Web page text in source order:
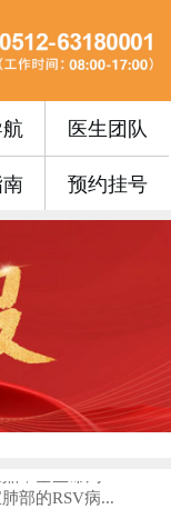
医生团队
预约挂号
月17日—3...
影像”...
号费0元！...
7点开设早门...
年朋友在苏...
庆、中秋假期...
种活动火热预...
合璧助成长—...
部的RSV病...